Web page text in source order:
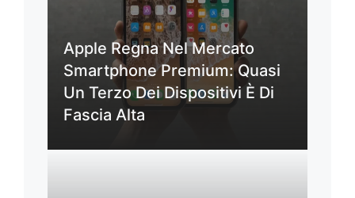
Apple Regna Nel Mercato
Smartphone Premium: Quasi
Un Terzo Dei Dispositivi È Di
Fascia Alta